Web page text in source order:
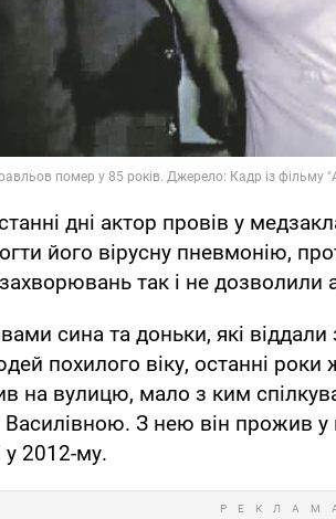
дні актор провів у
його вірусну пневмонію,
так і не дозволили
сина та доньки, які віддали
похилого віку, останні роки
на вулицю, мало з ким
З нею він прожив у
у 2012-му.